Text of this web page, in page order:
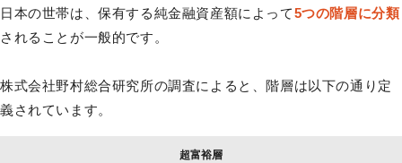
日本の世帯は、保有する純金融資産額によって5つの階層に分類
されることが一般的です。
株式会社野村総合研究所の調査によると、階層は以下の通り定
義されています。
超富裕層